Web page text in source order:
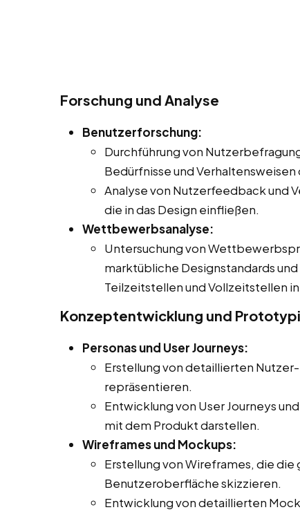
Forschung und Analyse
Benutzerforschung:
Durchführung von
Bedürfnisse und
Analyse von Nutzerfeedback und
die in das Design einfließen.
Wettbewerbsanalyse:
Untersuchung von
marktübliche Designstandards
Teilzeitstellen und Vollzeitstellen
Konzeptentwicklung und
Personas und User Journeys:
Erstellung von detaillierten
repräsentieren.
Entwicklung von User Journeys
mit dem Produkt darstellen.
Wireframes und Mockups:
Erstellung von Wireframes, die
Benutzeroberfläche skizzieren.
Entwicklung von detaillierten